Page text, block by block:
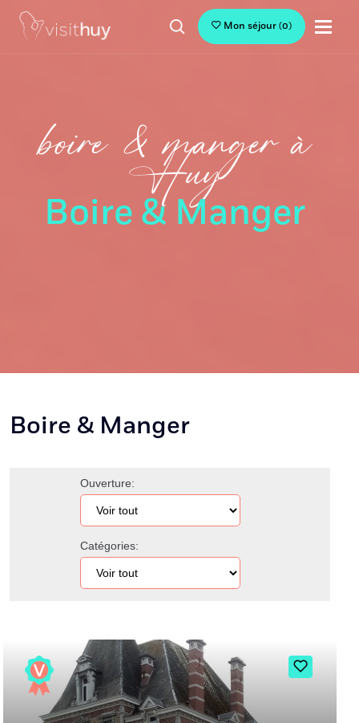
Mon séjour(0)
boire & manger à
Huy
Boire & Manger
Boire & Manger
Ouverture:
Catégories: